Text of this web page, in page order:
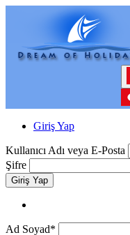
Giriş Yap
Kullanıcı Adı veya E-Posta
Şifre
Giriş Yap
Ad Soyad*